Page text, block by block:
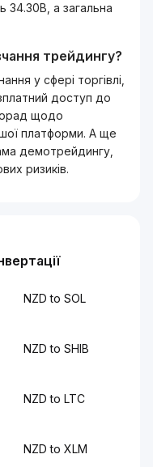
34.30B, а загальна
трейдингу?
у сфері торгівлі,
доступ до
щодо
платформи. А ще
демотрейдингу,
ризиків.
NZD to SOL
NZD to SHIB
NZD to LTC
NZD to XLM